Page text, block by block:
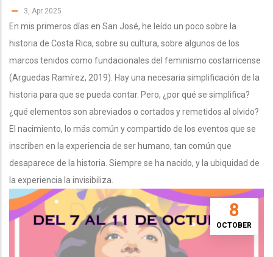
3, Apr 2025
En mis primeros días en San José, he leído un poco sobre la
historia de Costa Rica, sobre su cultura, sobre algunos de los
marcos tenidos como fundacionales del feminismo costarricense
(Arguedas Ramírez, 2019). Hay una necesaria simplificación de la
historia para que se pueda contar. Pero, ¿por qué se simplifica?
¿qué elementos son abreviados o cortados y remetidos al olvido?
El nacimiento, lo más común y compartido de los eventos que se
inscriben en la experiencia de ser humano, tan común que
desaparece de la historia. Siempre se ha nacido, y la ubiquidad de
la experiencia la invisibiliza.
8
OCTOBER